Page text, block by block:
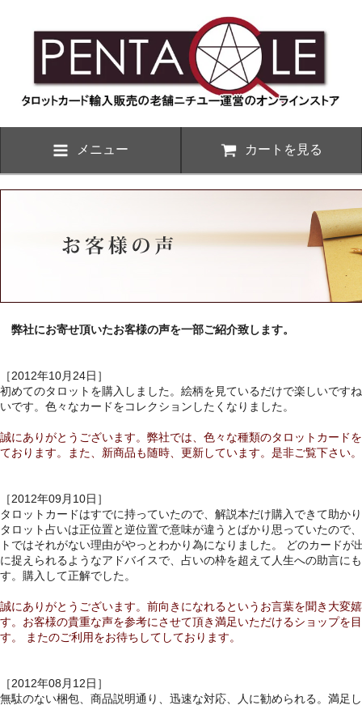
メニュー カートを見る
弊社にお寄せ頂いたお客様の声を一部ご紹介致します。
［2012年10月24日］
初めてのタロットを購入しました。絵柄を見ているだけで楽しいです
いです。色々なカードをコレクションしたくなりました。
誠にありがとうございます。弊社では、 色々な種類のタロットカード
ております。また、新商品も随時、更新しています。是非ご覧下さい。
［2012年09月10日］
タロットカードはすでに持っていたので、解説本だけ購入できて助か
タロット占いは正位置と逆位置で意味が違うとばかり思っていたので
トではそれがない理由がやっとわかり為になりました。 どのカードが
に捉えられるようなアドバイスで、占いの枠を超えて人生への助言に
す。購入して正解でした。
誠にありがとうございます。前向きになれるというお言葉を聞き大変
す。お客様の貴重な声を参考にさせて頂き満足いただけるショップを
す。 またのご利用をお待ちしてしております。
［2012年08月12日］
無駄のない梱包、商品説明通り、迅速な対応、人に勧められる。満足